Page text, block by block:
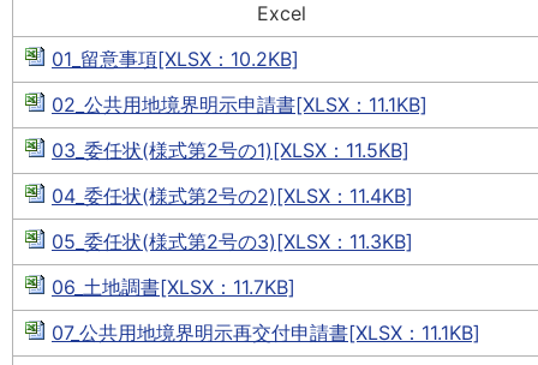
Excel
01_留意事項[XLSX：10.2KB]
02_公共用地境界明示申請書[XLSX：11.1KB]
03_委任状(様式第2号の1)[XLSX：11.5KB]
04_委任状(様式第2号の2)[XLSX：11.4KB]
05_委任状(様式第2号の3)[XLSX：11.3KB]
06_土地調書[XLSX：11.7KB]
07_公共用地境界明示再交付申請書[XLSX：11.1KB]